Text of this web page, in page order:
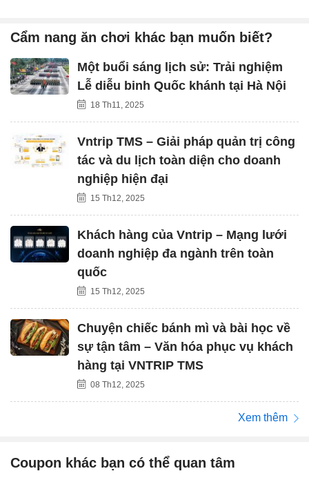
Cẩm nang ăn chơi khác bạn muốn biết?
Một buổi sáng lịch sử: Trải nghiệm
Lễ diễu binh Quốc khánh tại Hà Nội
18 Th11, 2025
Vntrip TMS – Giải pháp quản trị công
tác và du lịch toàn diện cho doanh
nghiệp hiện đại
15 Th12, 2025
Khách hàng của Vntrip – Mạng lưới
doanh nghiệp đa ngành trên toàn
quốc
15 Th12, 2025
Chuyện chiếc bánh mì và bài học về
sự tận tâm – Văn hóa phục vụ khách
hàng tại VNTRIP TMS
08 Th12, 2025
Xem thêm
Coupon khác bạn có thể quan tâm